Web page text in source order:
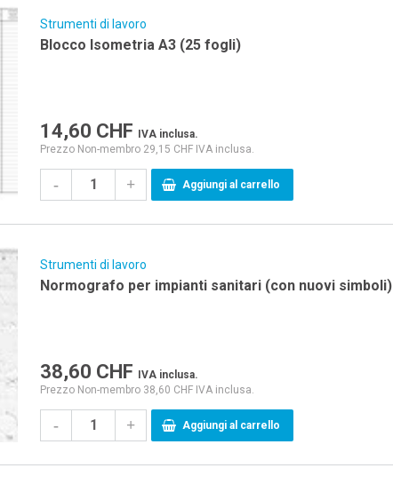
Strumenti di lavoro
Blocco Isometria A3 (25 fogli)
14,60 CHF
IVA inclusa.
Prezzo Non-membro 29,15 CHF IVA inclusa.
- + Aggiungi al carrello
Strumenti di lavoro
Normografo per impianti sanitari (con nuovi simboli)
38,60 CHF
IVA inclusa.
Prezzo Non-membro 38,60 CHF IVA inclusa.
- + Aggiungi al carrello